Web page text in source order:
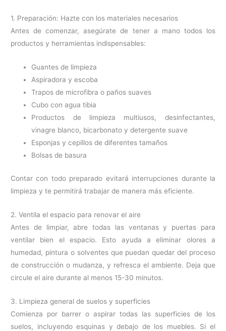
1. Preparación: Hazte con los materiales necesarios
Antes de comenzar, asegúrate de tener a mano todos los
productos y herramientas indispensables:
Guantes de limpieza
Aspiradora y escoba
Trapos de microfibra o paños suaves
Cubo con agua tibia
Productos de limpieza multiusos, desinfectantes,
vinagre blanco, bicarbonato y detergente suave
Esponjas y cepillos de diferentes tamaños
Bolsas de basura
Contar con todo preparado evitará interrupciones durante la
limpieza y te permitirá trabajar de manera más eficiente.
2. Ventila el espacio para renovar el aire
Antes de limpiar, abre todas las ventanas y puertas para
ventilar bien el espacio. Esto ayuda a eliminar olores a
humedad, pintura o solventes que puedan quedar del proceso
de construcción o mudanza, y refresca el ambiente. Deja que
circule el aire durante al menos 15-30 minutos.
3. Limpieza general de suelos y superficies
Comienza por barrer o aspirar todas las superficies de los
suelos, incluyendo esquinas y debajo de los muebles. Si el